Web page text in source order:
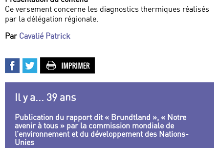
Ce versement concerne les diagnostics thermiques réalisés
par la délégation régionale.
Par Cavalié Patrick
Il y a... 39 ans
Publication du rapport dit « Brundtland », « Notre
avenir à tous » par la commission mondiale de
l’environnement et du développement des Nations-
Unies